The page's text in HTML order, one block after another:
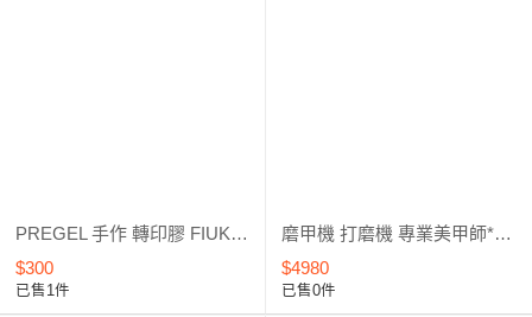
PREGEL 手作 轉印膠 FIUK 轉寫膠 星空轉印膠 / 手作膠 / 4g/15g
$300
已售1件
磨甲機 打磨機 專業美甲師*台灣製*外銷暢銷款
$4980
已售0件